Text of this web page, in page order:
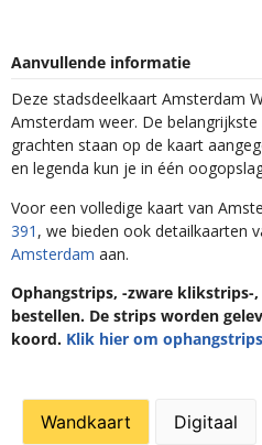
Aanvullende informatie
Deze stadsdeelkaart Amsterdam
Amsterdam weer. De
grachten staan op de kaart
en legenda kun je in één
Voor een volledige kaart van
391 , we bieden ook detailkaarten
Amsterdam aan.
Ophangstrips, -zware
bestellen. De strips worden
koord. Klik hier om
Wandkaart Digitaal